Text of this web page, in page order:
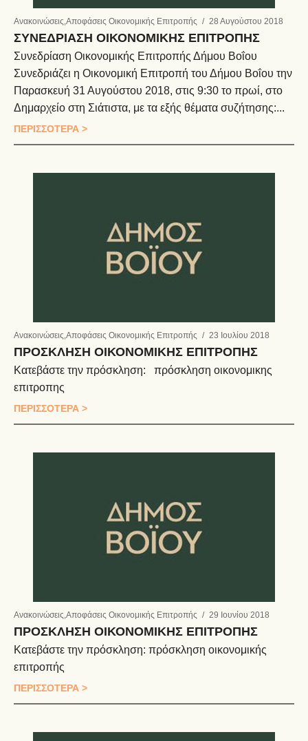
Ανακοινώσεις,Αποφάσεις Οικονομικής Επιτροπής / 28 Αυγούστου 2018
ΣΥΝΕΔΡΙΑΣΗ ΟΙΚΟΝΟΜΙΚΗΣ ΕΠΙΤΡΟΠΗΣ
Συνεδρίαση Οικονομικής Επιτροπής Δήμου Βοΐου
Συνεδριάζει η Οικονομική Επιτροπή του Δήμου Βοΐου την
Παρασκευή 31 Αυγούστου 2018, στις 9:30 το πρωί, στο
Δημαρχείο στη Σιάτιστα, με τα εξής θέματα συζήτησης:...
ΠΕΡΙΣΣΟΤΕΡΑ >
Ανακοινώσεις,Αποφάσεις Οικονομικής Επιτροπής / 23 Ιουλίου 2018
ΠΡΟΣΚΛΗΣΗ ΟΙΚΟΝΟΜΙΚΗΣ ΕΠΙΤΡΟΠΗΣ
Κατεβάστε την πρόσκληση: πρόσκληση οικονομικης
επιτροπης
ΠΕΡΙΣΣΟΤΕΡΑ >
Ανακοινώσεις,Αποφάσεις Οικονομικής Επιτροπής / 29 Ιουνίου 2018
ΠΡΟΣΚΛΗΣΗ ΟΙΚΟΝΟΜΙΚΗΣ ΕΠΙΤΡΟΠΗΣ
Κατεβάστε την πρόσκληση: πρόσκληση οικονομικής
επιτροπής
ΠΕΡΙΣΣΟΤΕΡΑ >